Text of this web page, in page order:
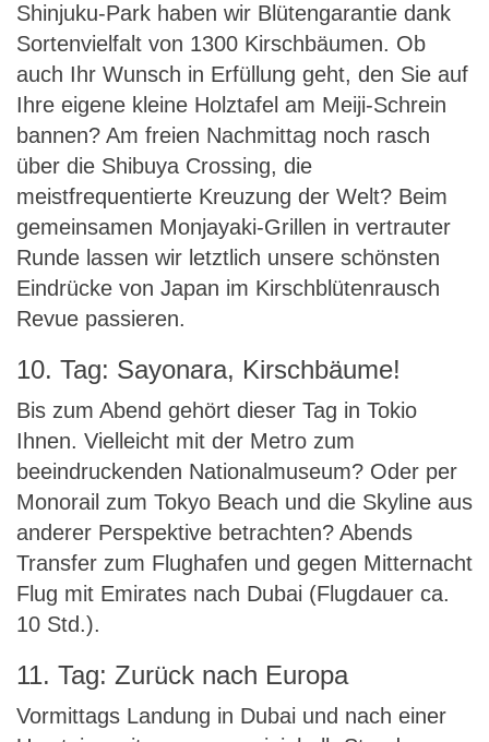
Shinjuku-Park haben wir Blütengarantie dank
Sortenvielfalt von 1300 Kirschbäumen. Ob
auch Ihr Wunsch in Erfüllung geht, den Sie auf
Ihre eigene kleine Holztafel am Meiji-Schrein
bannen? Am freien Nachmittag noch rasch
über die Shibuya Crossing, die
meistfrequentierte Kreuzung der Welt? Beim
gemeinsamen Monjayaki-Grillen in vertrauter
Runde lassen wir letztlich unsere schönsten
Eindrücke von Japan im Kirschblütenrausch
Revue passieren.
10. Tag: Sayonara, Kirschbäume!
Bis zum Abend gehört dieser Tag in Tokio
Ihnen. Vielleicht mit der Metro zum
beeindruckenden Nationalmuseum? Oder per
Monorail zum Tokyo Beach und die Skyline aus
anderer Perspektive betrachten? Abends
Transfer zum Flughafen und gegen Mitternacht
Flug mit Emirates nach Dubai (Flugdauer ca.
10 Std.).
11. Tag: Zurück nach Europa
Vormittags Landung in Dubai und nach einer